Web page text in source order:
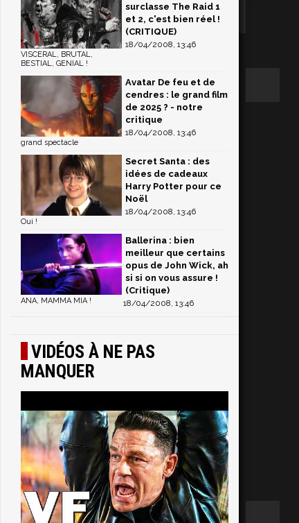
surclasse The Raid 1
et 2, c'est bien réel !
(CRITIQUE)
18/04/2008, 13:46
VISCERAL, BRUTAL,
BESTIAL, GENIAL !
Avatar De feu et de
cendres : le grand film
de 2025 ? - notre
critique
18/04/2008, 13:46
grand spectacle
Secret Santa : des
idées de cadeaux
Harry Potter pour ce
Noël
18/04/2008, 13:46
Oui !
Ballerina : bien
meilleur que certains
opus de John Wick, ah
si si on vous assure !
(Critique)
18/04/2008, 13:46
ANA, MAMMA MIA !
VIDÉOS À NE PAS
MANQUER